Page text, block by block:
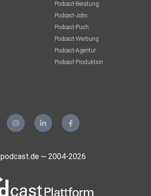
Podcast-Beratung
Podcast-Jobs
Podcast-Push
Podcast-Werbung
Podcast-Agentur
Podcast-Produktion
podcast.de ~ 2004-2026